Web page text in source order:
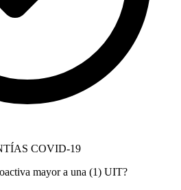
COVID-19
mayor a una (1) UIT?